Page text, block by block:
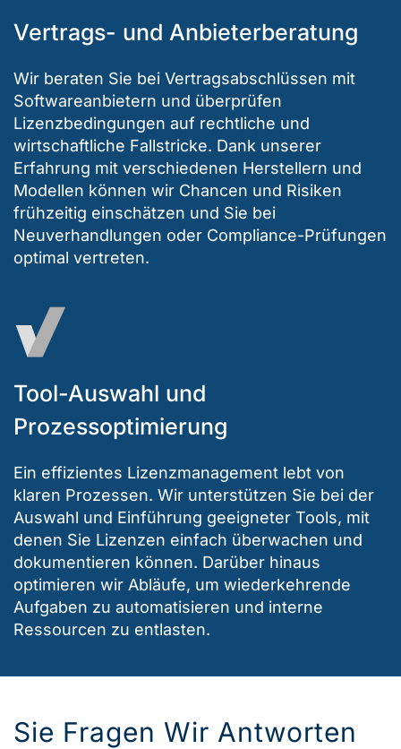
Vertrags- und Anbieterberatung
Wir beraten Sie bei Vertragsabschlüssen mit
Softwareanbietern und überprüfen
Lizenzbedingungen auf rechtliche und
wirtschaftliche Fallstricke. Dank unserer
Erfahrung mit verschiedenen Herstellern und
Modellen können wir Chancen und Risiken
frühzeitig einschätzen und Sie bei
Neuverhandlungen oder Compliance-Prüfungen
optimal vertreten.
Tool-Auswahl und
Prozessoptimierung
Ein effizientes Lizenzmanagement lebt von
klaren Prozessen. Wir unterstützen Sie bei der
Auswahl und Einführung geeigneter Tools, mit
denen Sie Lizenzen einfach überwachen und
dokumentieren können. Darüber hinaus
optimieren wir Abläufe, um wiederkehrende
Aufgaben zu automatisieren und interne
Ressourcen zu entlasten.
Sie Fragen Wir Antworten